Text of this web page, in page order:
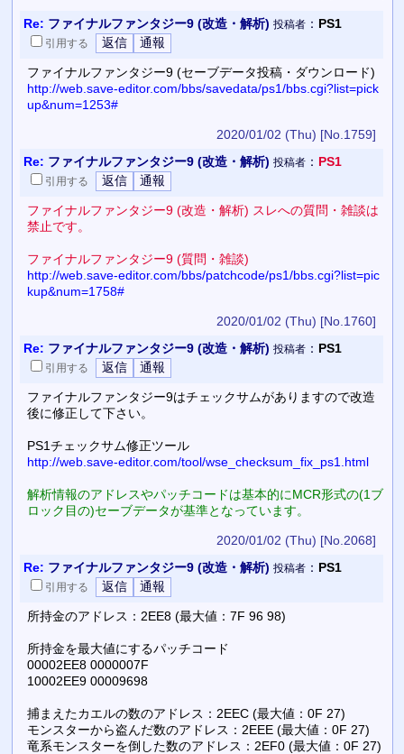
Re: ファイナルファンタジー9 (改造・解析) 投稿者： PS1
引用する
ファイナルファンタジー9 (セーブデータ投稿・ダウンロード)
http://web.save-editor.com/bbs/savedata/ps1/bbs.cgi?list=pick
up&num=1253#
2020/01/02 (Thu) [No.1759]
Re: ファイナルファンタジー9 (改造・解析) 投稿者： PS1
引用する
ファイナルファンタジー9 (改造・解析) スレへの質問・雑談は
禁止です。
ファイナルファンタジー9 (質問・雑談)
http://web.save-editor.com/bbs/patchcode/ps1/bbs.cgi?list=pic
kup&num=1758#
2020/01/02 (Thu) [No.1760]
Re: ファイナルファンタジー9 (改造・解析) 投稿者： PS1
引用する
ファイナルファンタジー9はチェックサムがありますので改造
後に修正して下さい。
PS1チェックサム修正ツール
http://web.save-editor.com/tool/wse_checksum_fix_ps1.html
解析情報のアドレスやパッチコードは基本的にMCR形式の(1ブ
ロック目の)セーブデータが基準となっています。
2020/01/02 (Thu) [No.2068]
Re: ファイナルファンタジー9 (改造・解析) 投稿者： PS1
引用する
所持金のアドレス：2EE8 (最大値：7F 96 98)
所持金を最大値にするパッチコード
00002EE8 0000007F
10002EE9 00009698
捕まえたカエルの数のアドレス：2EEC (最大値：0F 27)
モンスターから盗んだ数のアドレス：2EEE (最大値：0F 27)
竜系モンスターを倒した数のアドレス：2EF0 (最大値：0F 27)